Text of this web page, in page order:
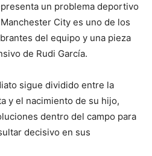
un problema deportivo
City es uno de los
del equipo y una pieza
de Rudi García.
sigue dividido entre la
y el nacimiento de su hijo,
dentro del campo para
decisivo en sus